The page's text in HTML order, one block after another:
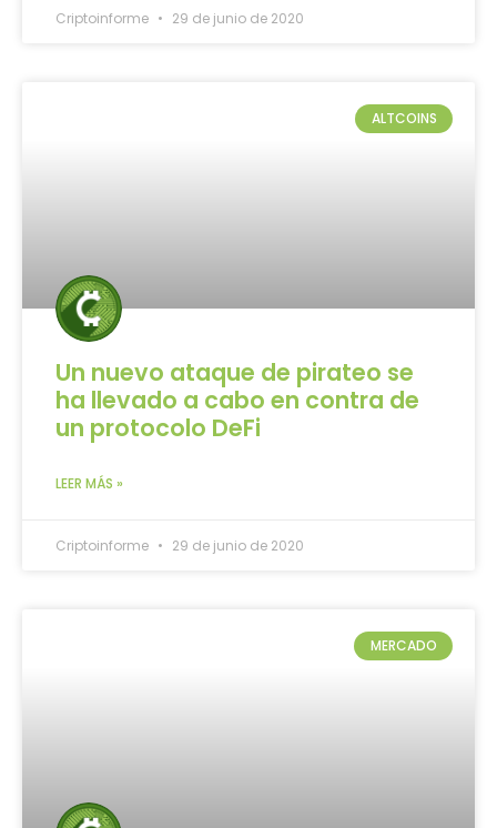
Criptoinforme 29 de junio de 2020
ALTCOINS
Un nuevo ataque de pirateo se
ha llevado a cabo en contra de
un protocolo DeFi
LEER MÁS »
Criptoinforme 29 de junio de 2020
MERCADO